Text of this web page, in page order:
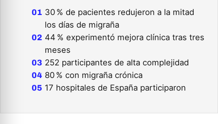
30 % de pacientes redujeron a la mitad
los días de migraña
44 % experimentó mejora clínica tras tres
meses
252 participantes de alta complejidad
80 % con migraña crónica
17 hospitales de España participaron